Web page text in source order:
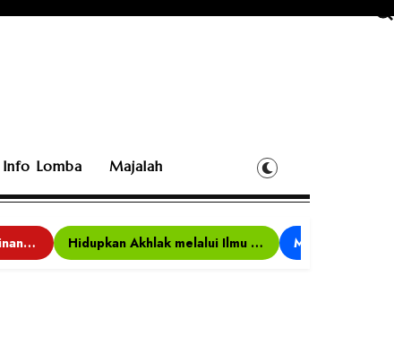
Info Lomba Majalah
Bina Karakter, Kepemimpinan, dan Kemandirian, 117 Peserta Ikuti Alfaro Camp di MAN 1 Darussalam Ciamis Hidupkan Akhlak melalui Ilmu yang Diamalkan